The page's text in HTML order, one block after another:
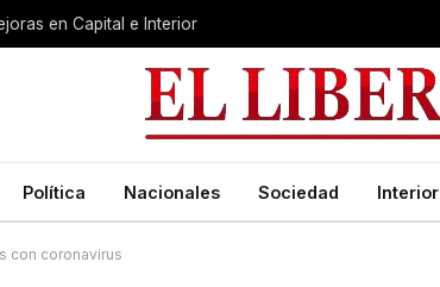
en Capital e Interior
Política Nacionales Sociedad Interior
con coronavirus